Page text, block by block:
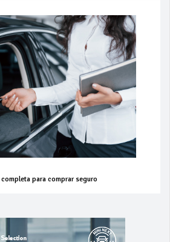
para comprar seguro